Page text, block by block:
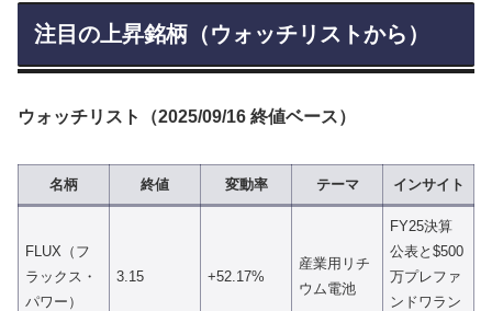
注目の上昇銘柄（ウォッチリストから）
ウォッチリスト（2025/09/16 終値ベース）
名柄 終値 変動率 テーマ インサイト
FLUX（フ
ラックス・
パワー）
3.15 +52.17%
産業用リチ
ウム電池
FY25決算
公表と$500
万プレファ
ンドワラン